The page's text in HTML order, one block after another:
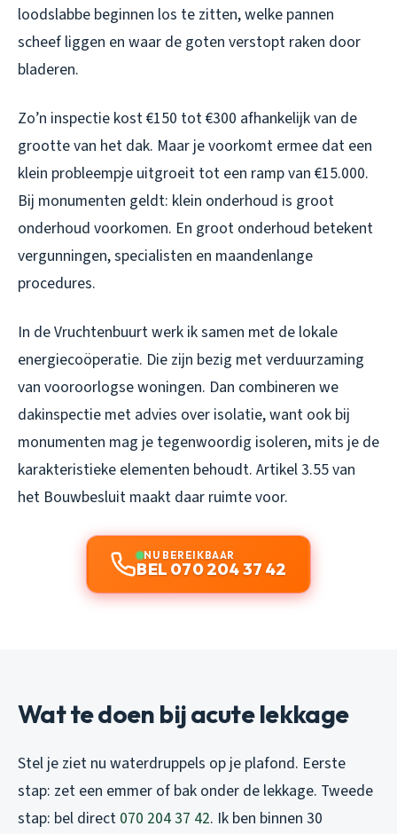
loodslabbe beginnen los te zitten, welke pannen
scheef liggen en waar de goten verstopt raken door
bladeren.
Zo’n inspectie kost €150 tot €300 afhankelijk van de
grootte van het dak. Maar je voorkomt ermee dat een
klein probleempje uitgroeit tot een ramp van €15.000.
Bij monumenten geldt: klein onderhoud is groot
onderhoud voorkomen. En groot onderhoud betekent
vergunningen, specialisten en maandenlange
procedures.
In de Vruchtenbuurt werk ik samen met de lokale
energiecoöperatie. Die zijn bezig met verduurzaming
van vooroorlogse woningen. Dan combineren we
dakinspectie met advies over isolatie, want ook bij
monumenten mag je tegenwoordig isoleren, mits je de
karakteristieke elementen behoudt. Artikel 3.55 van
het Bouwbesluit maakt daar ruimte voor.
NU BEREIKBAAR
BEL 070 204 37 42
Wat te doen bij acute lekkage
Stel je ziet nu waterdruppels op je plafond. Eerste
stap: zet een emmer of bak onder de lekkage. Tweede
stap: bel direct 070 204 37 42. Ik ben binnen 30